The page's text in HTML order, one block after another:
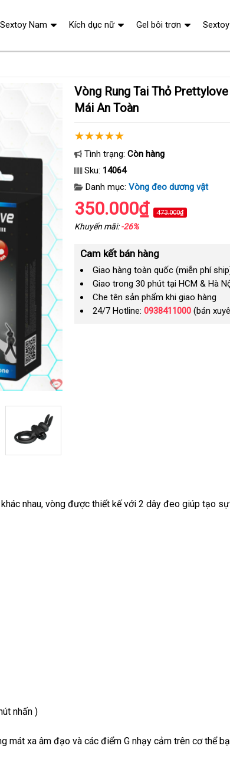
Vòng Rung Tai Thỏ Prettylove 10 Chế Độ Rung Thoải
Mái An Toàn
Tình trạng: Còn hàng
Sku: 14064
Danh mục: Vòng đeo dương vật
350.000₫ 473.000₫
Khuyến mãi:-26%
Cam kết bán hàng
Giao hàng toàn quốc (miễn phí
Giao trong 30 phút tại HCM & Hà
Che tên sản phẩm khi giao hàng
24/7 Hotline: 0938411000(bán
nhaunhập
, vòng lắp
được thiết kếhàng
với 2 dây đeo giúp tạo
nhấn )
mát xa âm đạo mới
và bảo
các điểm G nhạy cảm trên cơ thể
Sextoy Nam Kích dục nữ Gel bôi trơn